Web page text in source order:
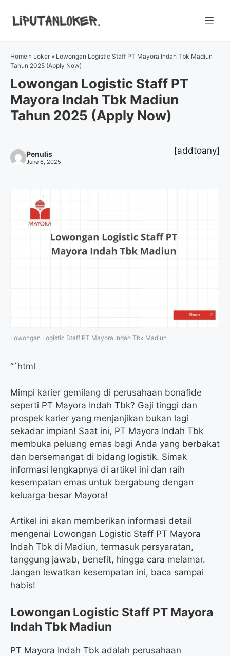
Home » Loker » Lowongan Logistic Staff PT Mayora Indah Tbk Madiun
Tahun 2025 (Apply Now)
Lowongan Logistic Staff PT
Mayora Indah Tbk Madiun
Tahun 2025 (Apply Now)
Penulis
June 6, 2025
[addtoany]
Lowongan Logistic Staff PT Mayora Indah Tbk Madiun
“`html
Mimpi karier gemilang di perusahaan bonafide
seperti PT Mayora Indah Tbk? Gaji tinggi dan
prospek karier yang menjanjikan bukan lagi
sekadar impian! Saat ini, PT Mayora Indah Tbk
membuka peluang emas bagi Anda yang berbakat
dan bersemangat di bidang logistik. Simak
informasi lengkapnya di artikel ini dan raih
kesempatan emas untuk bergabung dengan
keluarga besar Mayora!
Artikel ini akan memberikan informasi detail
mengenai Lowongan Logistic Staff PT Mayora
Indah Tbk di Madiun, termasuk persyaratan,
tanggung jawab, benefit, hingga cara melamar.
Jangan lewatkan kesempatan ini, baca sampai
habis!
Lowongan Logistic Staff PT Mayora
Indah Tbk Madiun
PT Mayora Indah Tbk adalah perusahaan